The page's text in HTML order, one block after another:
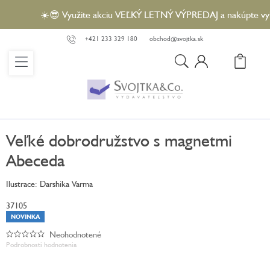
obsah
☀️😎 Využite akciu VEĽKÝ LETNÝ VÝPREDAJ a nakúpte
+421 233 329 180 obchod@svojtka.sk
Veľké dobrodružstvo s magnetmi
Abeceda
Ilustrace: Darshika Varma
37105
Podrobnosti hodnotenia
NOVINKA
Priemerné
hodnotenie
Neohodnotené